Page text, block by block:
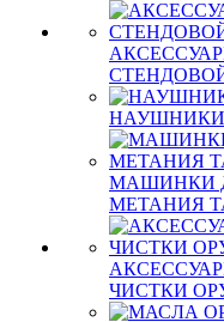
НАУШНИКИ
МАШИНКИ
МЕТАНИЯ
ЧИСТКИ